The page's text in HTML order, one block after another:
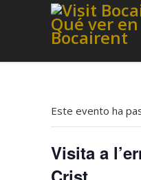
Este evento ha
Visita a